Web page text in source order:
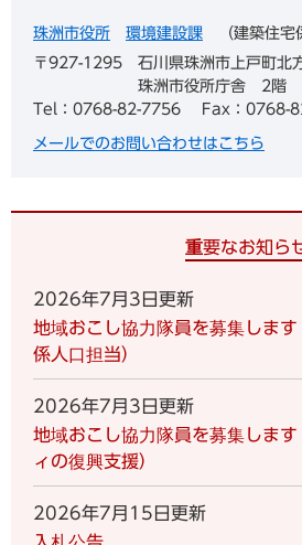
珠洲市役所 環境建設課
建築住宅
〒927-1295
石川県珠洲市上戸町北
珠洲市役所庁舎 2階
Tel：0768-82-7756
Fax：0768-
メールでのお問い合わせはこちら
重要なお知ら
2026年7月3日更新
地域おこし協力隊員を募集しま
係人口担当）
2026年7月3日更新
地域おこし協力隊員を募集しま
ィの復興支援）
2026年7月15日更新
入札公告